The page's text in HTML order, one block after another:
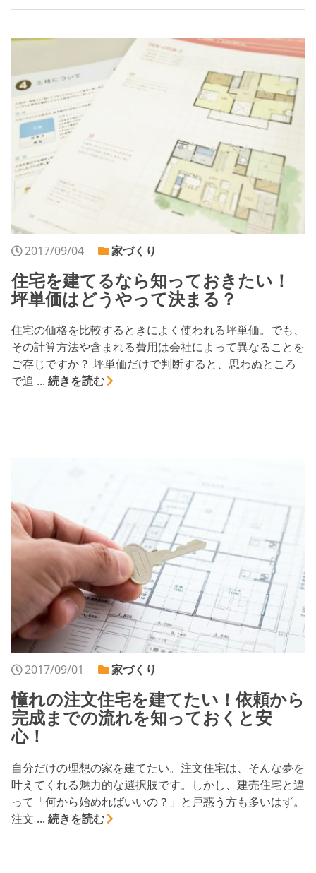
2017/09/04 家づくり
住宅を建てるなら知っておきたい！
坪単価はどうやって決まる？
住宅の価格を比較するときによく使われる坪単価。でも、
その計算方法や含まれる費用は会社によって異なることを
ご存じですか？ 坪単価だけで判断すると、思わぬところ
で追 ... 続きを読む
2017/09/01 家づくり
憧れの注文住宅を建てたい！依頼から
完成までの流れを知っておくと安
心！
自分だけの理想の家を建てたい。注文住宅は、そんな夢を
叶えてくれる魅力的な選択肢です。しかし、建売住宅と違
って「何から始めればいいの？」と戸惑う方も多いはず。
注文 ... 続きを読む